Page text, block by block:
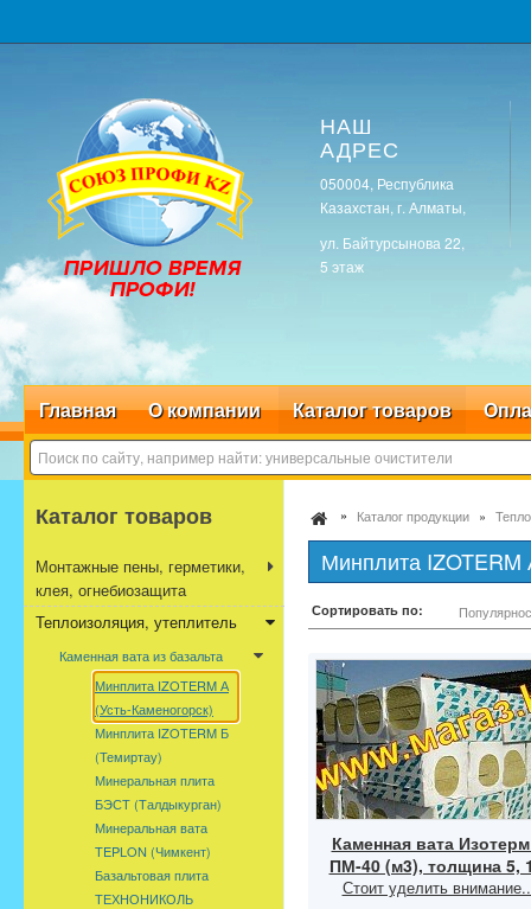
НАШ
АДРЕС
050004, Республика
Казахстан, г. Алматы,
ул. Байтурсынова 22,
5 этаж
Главная О компании Каталог товаров
Каталог продукции
Минплита IZOTERM
Сортировать по:
Каменная вата
ПМ-40 (м3), толщина 5,
Стоит уделить
Каталог товаров
Монтажные пены, герметики,
клея, огнебиозащита
Теплоизоляция, утеплитель
Каменная вата из базальта
Минплита IZOTERM А
(Усть-Каменогорск)
Минплита IZOTERM Б
(Темиртау)
Минеральная плита
БЭСТ (Талдыкурган)
Минеральная вата
TEPLON (Чимкент)
Базальтовая плита
ТЕХНОНИКОЛЬ